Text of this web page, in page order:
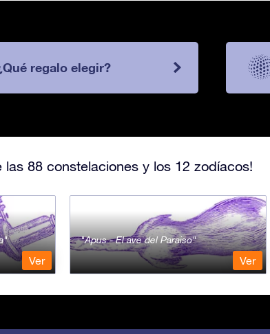
regalo elegir?
88 constelaciones y los 12 zodíacos!
Ver
Apus - El ave del Paraiso
Ver